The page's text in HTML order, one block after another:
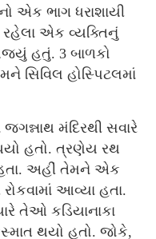
એક ભાગ ધરાશાયી
રહેલા એક વ્યક્તિનું
હતું. 3 બાળકો
સિવિલ હોસ્પિટલમાં
મંદિરથી સવારે
હતો. ત્રણેય રથ
હતા. અહીં તેમને એક
આવ્યા હતા.
તેઓ કડિયાનાકા
થયો હતો. જોકે,